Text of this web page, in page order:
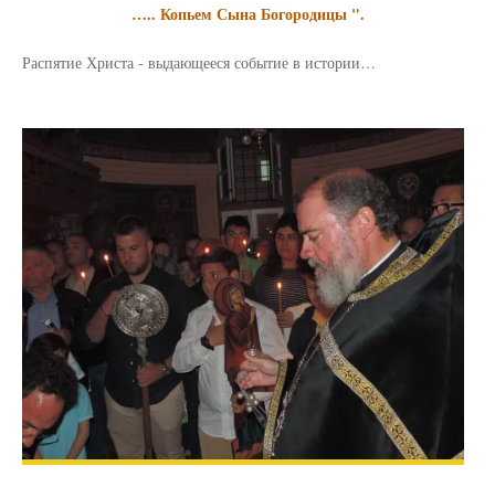
….. Копьем Сына Богородицы ".
Распятие Христа - выдающееся событие в истории…